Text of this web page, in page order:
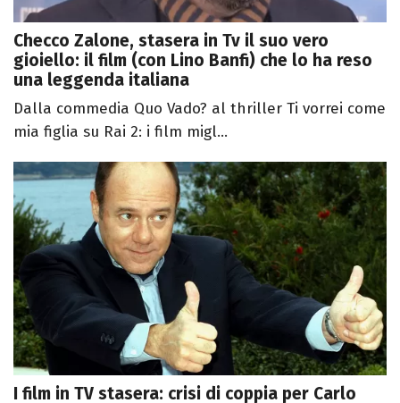
Checco Zalone, stasera in Tv il suo vero
gioiello: il film (con Lino Banfi) che lo ha reso
una leggenda italiana
Dalla commedia Quo Vado? al thriller Ti vorrei come
mia figlia su Rai 2: i film migl...
I film in TV stasera: crisi di coppia per Carlo